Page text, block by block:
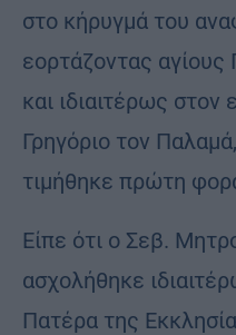
στο κήρυγμά του
εορτάζοντας
και ιδιαιτέρως στον
Γρηγόριο τον
τιμήθηκε πρώτη
Είπε ότι ο Σεβ.
ασχολήθηκε
Πατέρα της